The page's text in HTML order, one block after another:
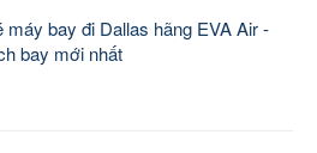
máy bay đi Dallas hãng EVA Air -
bay mới nhất